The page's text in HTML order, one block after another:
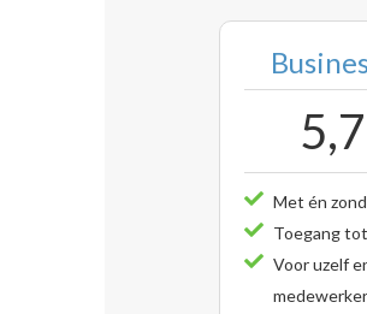
Met én
Toegang
Voor uzelf